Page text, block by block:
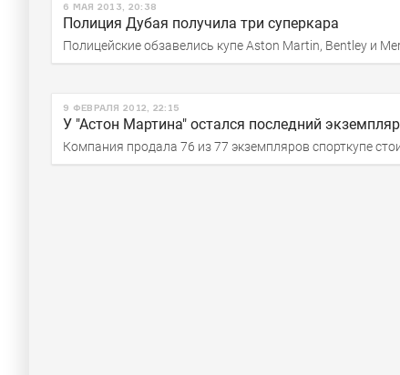
6 МАЯ 2013, 20:38
Полиция Дубая получила три суперкара
Полицейские обзавелись купе Aston Martin, Bentley и
9 ФЕВРАЛЯ 2012, 22:15
У "Астон Мартина" остался последний
Компания продала 76 из 77 экземпляров спорткупе